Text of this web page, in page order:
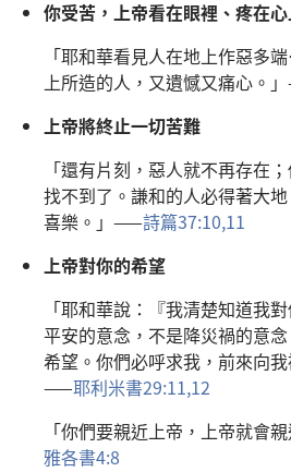
你受苦 ， 上帝看在眼裡 、 疼在心
「耶和華看見人在地上作惡多端
上所造的人 ， 又遺憾又痛心 。
上帝將終止一切苦難
「還有片刻 ， 惡人就不再存在 ；
找不到了 。 謙和的人必得著大地
喜樂 。」——詩篇37:10,11
上帝對你的希望
「耶和華說 ：『我清楚知道我對
平安的意念 ， 不是降災禍的意念
希望 。 你們必呼求我 ， 前來向我
——耶利米書29:11,12
「你們要親近上帝 ， 上帝就會
雅各書4:8